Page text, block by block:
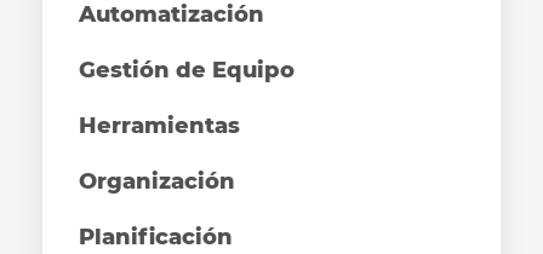
Automatización
Gestión de Equipo
Herramientas
Organización
Planificación